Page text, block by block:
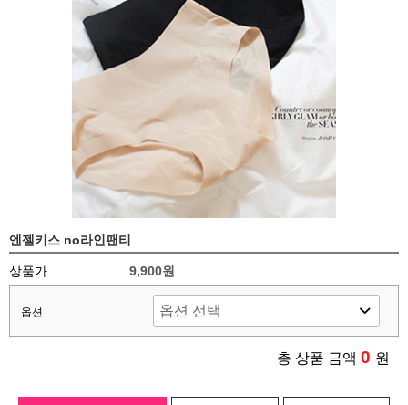
엔젤키스 no라인팬티
상품가 9,900원
옵션
총 상품 금액 0 원